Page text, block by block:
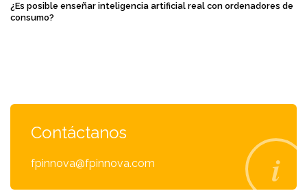
¿Es posible enseñar inteligencia artificial real con ordenadores de
consumo?
Contáctanos
fpinnova@fpinnova.com